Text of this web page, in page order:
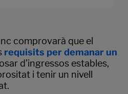
comprovarà que el
requisits per demanar un
d’ingressos estables,
i tenir un nivell